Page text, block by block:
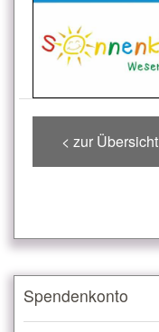
< zur Übersicht
Spendenkonto